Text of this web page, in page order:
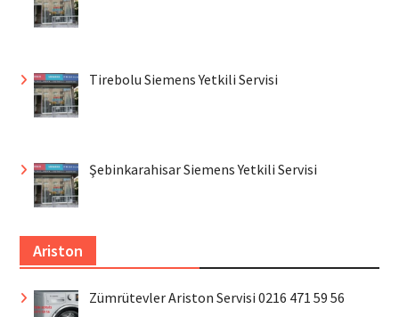
Tirebolu Siemens Yetkili Servisi
Şebinkarahisar Siemens Yetkili Servisi
Ariston
Zümrütevler Ariston Servisi 0216 471 59 56